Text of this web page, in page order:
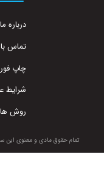
تمام حقوق مادی و معنوی این
درباره ما
تماس
چاپ
شرایط
روش